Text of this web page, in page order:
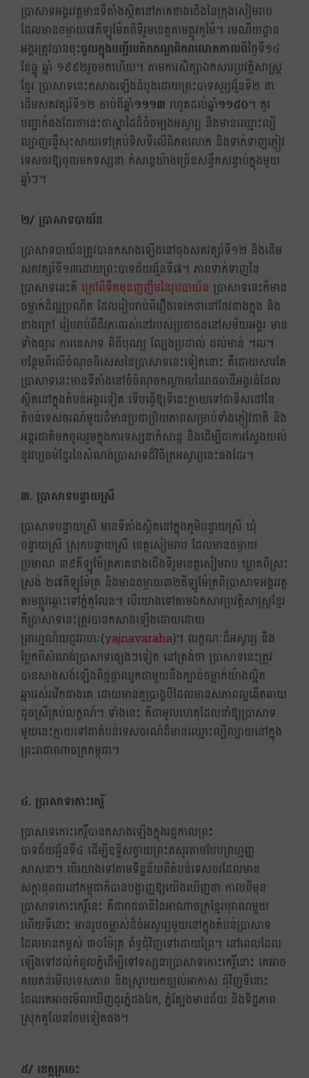
ប្រាសាទអង្គរវត្តមានទីតាំងស្ថិតនៅភាគខាងជើងនៃក្រុងសៀមរាប
ដែលមានចម្ងាយ៧គីឡូម៉ែតពីទីរួមខេត្តតាមផ្លូវ​កូម៉ៃ។ រមណីយដ្ឋាន
អង្គរត្រូវបានចុះចូលក្នុងបញ្ជីបេតិកភណ្ឌពិភពលោកកាលពីថ្ងៃទី១៤
ខែធ្នូ ឆ្នាំ ១៩៩២រួចមកហើយ។ តាមការសិក្សាឯកសារប្រវត្តិសាស្រ្ត
ខ្មែរ ប្រាសាទនេះកសាងឡើងដំបូងដោយព្រះបាទសូរ្យវរ្ម័នទី២ នា
ដើមសតវត្សរ៍ទី១២ ចាប់ពីឆ្នាំ១១១៣ រហូតដល់ឆ្នាំ១១៥០។ គួរ
បញ្ជាក់ផងដែរថានេះជាស្នាដៃដ៏ធំចម្បងអស្ចារ្យ និងមានឈ្មោះល្បី
ល្បាញរន្ទឺសុះសាយទៅគ្រប់ទិសទីលើពិភពលោក និងទាក់ទាញភ្ញៀវ
ទេសចរឱ្យចូលមកទស្សនា កំសាន្តយ៉ាងច្រើនសន្ធឹកសន្ធាប់ក្នុងមួយ
ឆ្នាំៗ។
២/ ប្រាសាទបាយ័ន
ប្រាសាទបាយ័នត្រូវបានកសាងឡើងនៅចុងសតវត្សរ៍ទី១២ និងដើម
សតវត្សរ៍ទី១៣ដោយព្រះបាទជ័យវរ្ម័នទី៧។ ភាពទាក់ទាញនៃ
ប្រាសាទនេះគឺ ក្រៅពីទឹកមុខញញឹមនៃរូបបាយ័ន ប្រាសាទនេះក៏មាន
ចម្លាក់ដ៏ល្អប្រណីត ដែលរៀបរាប់ពីរឿងទេវកថានៅថែវខាងក្នុង និង
ខាងក្រៅ រៀបរាប់ពីជីវភាពរស់នៅរបស់ប្រជាជននៅសម័យអង្គរ មាន
ទាំងផ្សារ ការនេសាទ ពិធីបុណ្យ ល្បែងប្រដាល់ ជល់មាន់ ។ល។
បន្ថែមពីលើចំណុចពិសេសនៃប្រាសាទនេះទៀតនោះ គឺដោយសារតែ
ប្រាសាទនេះមានទីតាំងនៅចំចំណុចកណ្ដាលនៃរាជធានីអង្គរធំ​ដែល
ស្ថិតនៅក្នុងតំបន់អង្គរទៀត ទើបធ្វើឱ្យទីនេះក្លាយទៅជាទិសដៅនៃ
តំបន់ទេសចរណ៍មួយដ៏មានប្រជាប្រិយភាពសម្រាប់ទាំងភ្ញៀវជាតិ និង
អន្តរជាតិមកចូលរួមក្នុងការទស្សនាកំសាន្ត និងដើម្បីជាការស្វែងយល់
នូវវប្បធម៌ខ្មែរនៃសំណង់ប្រាសាទដ៏វិចិត្រអស្ចារ្យនេះផងដែរ។
៣. ប្រាសាទបន្ទាយស្រី
ប្រាសាទបន្ទាយស្រី មានទីតាំងស្ថិតនៅក្នុងភូមិបន្ទាយស្រី ឃុំ
បន្ទាយស្រី ស្រុកបន្ទាយស្រី ខេត្តសៀមរាប ដែលមានចម្ងាយ
ប្រមាណ ៣៩គីឡូម៉ែត្រភាគខាងជើងទីរួមខេត្តសៀមរាប ឃ្លាតពីស្រះ
ស្រង់ ២៧គីឡូម៉ែត្រ និងមានចម្ងាយ៣២គីឡូម៉ែត្រពីប្រាសាទអង្គរវត្ត
តាមផ្លូវឆ្ពោះទៅភ្នំគូលែន។ បើយោងទៅតាមឯកសារប្រវត្តិសាស្ត្រខ្មែរ
គឺប្រាសាទនេះត្រូវបានកសាងឡើងដោយដោយ
ព្រាហ្មណ៍យជ្ញវរាហៈ(yajnavaraha)​។ លក្ខណៈដ៏អស្ចារ្យ និង
ប្លែកពីសំណង់ប្រាសាទផ្សេងៗទៀត នៅត្រង់ថា ប្រាសាទនេះត្រូវ
បានសាងសង់ឡើងពីថ្មផ្កាឈូកជាមួយនឹងក្បាច់ចម្លាក់យ៉ាងល្អិត
ឆ្មាររស់រវើកជាងគេ ដោយមានតួប្រាង្គបីដែលមានសភាពល្អឆើតឆាយ
ដូចស្រីគ្រប់លក្ខណ៍។ ទាំងនេះ គឺជាមូលហេតុដែលនាំឱ្យប្រាសាទ
មួយនេះក្លាយទៅជាតំបន់ទេសចរណ៍ដ៏មានឈ្មោះល្បីល្បាយនៅក្នុង
ព្រះរាជាណាចក្រកម្ពុជា។
៤. ប្រាសាទកោះកេរ្តិ៍
ប្រាសាទកោះកេរ្តិ៍បានកសាងឡើងក្នុងរជ្ជកាលព្រះ
បាទជ័យវរ័្មនទី៤ ដើម្បីឧទ្ទិសថ្វាយព្រះឥសូរតាមបែបព្រហ្មញ្ញ
សាសនា។ បើយោងទៅតាមទិន្នន័យពីតំបន់ទេសចរដែលមាន
សក្ដានុពលនៅកម្ពុជាក៏បានបង្ហាញឱ្យយើងឃើញថា កាលពីមុន
ប្រាសាទកោះកេរ្ដិ៍នេះ គឺជារាជធានីនៃអាណាចក្រខ្មែរបុរាណមួយ
ហើយទីនោះ មានរូបចម្លាស់ដ៏ធំអស្ចារ្យមួយនៅក្នុងតំបន់ប្រាសាទ
ដែលមានកម្ពស់ ៣០ម៉ែត្រ​ ព័ទ្ធជុំវិញទៅដោយព្រៃ។​ នៅ​ពេល​ដែល​
ឡើង​ទៅ​ដល់​កំពូលភ្នំដើម្បីទៅទស្សនាប្រាសាទកោះកេរ្ដិ៍នោះ ​គេ​អាច​
គយ​គន់​មើល​ទេសភាព​ និង​ស្រូប​យក​ខ្យល់​អាកាស​ ​ជុំ​វិញ​ទី​នោះ​
ដែល​គេ​អាច​មើល​ឃើញ​ជួរ​ភ្នំ​ដង​រែក, ​ភ្នំ​ត្បែង​មាន​ជ័យ​ ​និង​ទិដ្ឋភាព​
ស្រុក​គូលែនថែម​ទៀត​ផង​។​
៥/ ខេត្តក្រចេះ